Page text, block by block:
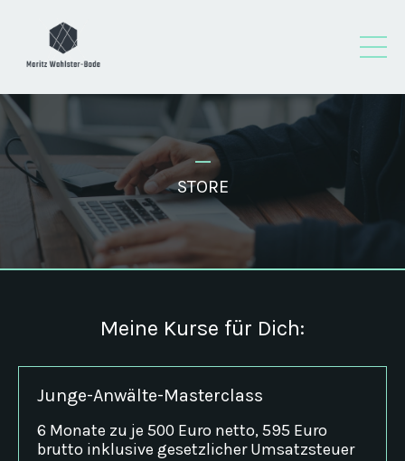
_
STORE
Meine Kurse für Dich:
Junge-Anwälte-Masterclass
6 Monate zu je 500 Euro netto, 595 Euro
brutto inklusive gesetzlicher Umsatzsteuer